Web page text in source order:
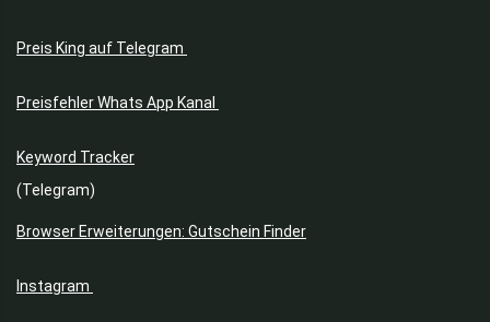
Preis King auf Telegram
Preisfehler Whats App Kanal
Keyword Tracker
(Telegram)
Browser Erweiterungen: Gutschein Finder
Instagram